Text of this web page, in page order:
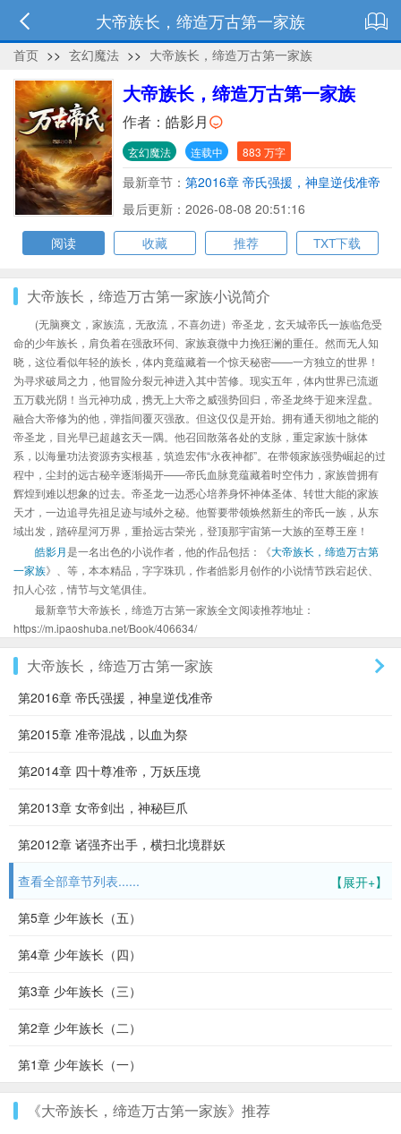
大帝族长，缔造万古第一家族
首页 >> 玄幻魔法 >> 大帝族长，缔造万古第一家族
大帝族长，缔造万古第一家族
作者： 皓影月
玄幻魔法 连载中 883 万字
最新章节： 第2016章 帝氏强援，神皇逆伐准帝
最后更新：2026-08-08 20:51:16
阅读
收藏 推荐 TXT下载
大帝族长，缔造万古第一家族小说简介
(无脑爽文，家族流，无敌流，不喜勿进）帝圣龙，玄天城帝氏一族临危受
命的少年族长，肩负着在强敌环伺、家族衰微中力挽狂澜的重任。然而无人知
晓，这位看似年轻的族长，体内竟蕴藏着一个惊天秘密——一方独立的世界！
为寻求破局之力，他冒险分裂元神进入其中苦修。现实五年，体内世界已流逝
五万载光阴！当元神功成，携无上大帝之威强势回归，帝圣龙终于迎来涅盘。
融合大帝修为的他，弹指间覆灭强敌。但这仅仅是开始。拥有通天彻地之能的
帝圣龙，目光早已超越玄天一隅。他召回散落各处的支脉，重定家族十脉体
系，以海量功法资源夯实根基，筑造宏伟“永夜神都”。在带领家族强势崛起的过
程中，尘封的远古秘辛逐渐揭开——帝氏血脉竟蕴藏着时空伟力，家族曾拥有
辉煌到难以想象的过去。帝圣龙一边悉心培养身怀神体圣体、转世大能的家族
天才，一边追寻先祖足迹与域外之秘。他誓要带领焕然新生的帝氏一族，从东
域出发，踏碎星河万界，重拾远古荣光，登顶那宇宙第一大族的至尊王座！
皓影月是一名出色的小说作者，他的作品包括：《大帝族长，缔造万古第
一家族》、等，本本精品，字字珠玑，作者皓影月创作的小说情节跌宕起伏、
扣人心弦，情节与文笔俱佳。
最新章节大帝族长，缔造万古第一家族全文阅读推荐地址：
https://m.ipaoshuba.net/Book/406634/
大帝族长，缔造万古第一家族
第2016章 帝氏强援，神皇逆伐准帝
第2015章 准帝混战，以血为祭
第2014章 四十尊准帝，万妖压境
第2013章 女帝剑出，神秘巨爪
第2012章 诸强齐出手，横扫北境群妖
【展开+】
查看全部章节列表......
第5章 少年族长（五）
第4章 少年族长（四）
第3章 少年族长（三）
第2章 少年族长（二）
第1章 少年族长（一）
《大帝族长，缔造万古第一家族》推荐